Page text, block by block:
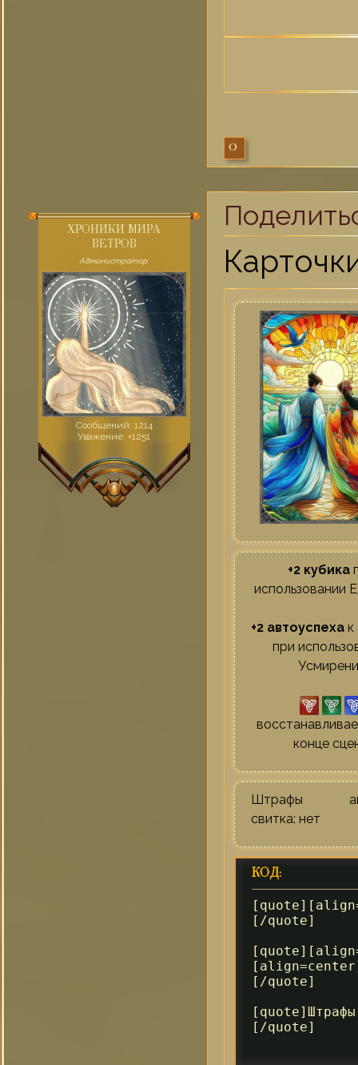
0
ХРОНИКИ МИРА
ВЕТРОВ
Администратор
Сообщений: 1214
Уважение: +1251
+2 кубика
использовании
+2 автоуспеха к
при
конце
Штрафы
свитка: нет
КОД:
[/quote]
[/quote]
[/quote]